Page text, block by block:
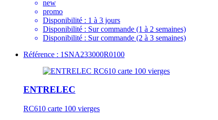
new
promo
Disponibilité : 1 à 3 jours
Disponibilité : Sur commande (1 à 2 semaines)
Disponibilité : Sur commande (2 à 3 semaines)
Référence : 1SNA233000R0100
ENTRELEC
RC610 carte 100 vierges